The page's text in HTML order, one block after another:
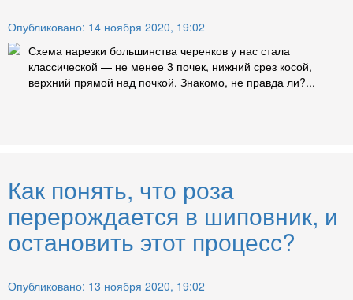
Опубликовано: 14 ноября 2020, 19:02
Схема нарезки большинства черенков у нас стала
классической — не менее 3 почек, нижний срез косой,
верхний прямой над почкой. Знакомо, не правда ли?...
Как понять, что роза
перерождается в шиповник, и
остановить этот процесс?
Опубликовано: 13 ноября 2020, 19:02